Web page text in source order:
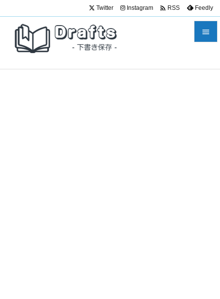

Twitter Instagram  RSS Feedly